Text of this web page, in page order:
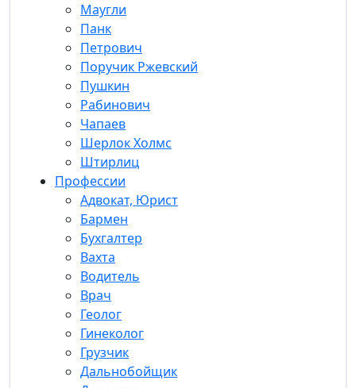
Маугли
Панк
Петрович
Поручик Ржевский
Пушкин
Рабинович
Чапаев
Шерлок Холмс
Штирлиц
Профессии
Адвокат, Юрист
Бармен
Бухгалтер
Вахта
Водитель
Врач
Геолог
Гинеколог
Грузчик
Дальнобойщик